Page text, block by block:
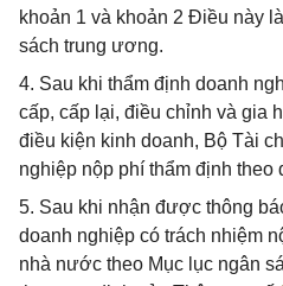
khoản 1 và khoản 2 Điều này
sách trung ương.
4. Sau khi thẩm định doanh
cấp, cấp lại, điều chỉnh và gia
điều kiện kinh doanh, Bộ Tài
nghiệp nộp phí thẩm định theo
5. Sau khi nhận được thông
doanh nghiệp có trách nhiệm
nhà nước theo Mục lục ngân